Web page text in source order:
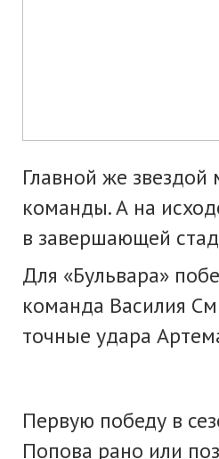
Главной же
команды. А на
в завершающей
Для «Бульвара»
команда Василия
точные удара
Первую победу в
Попова рано или